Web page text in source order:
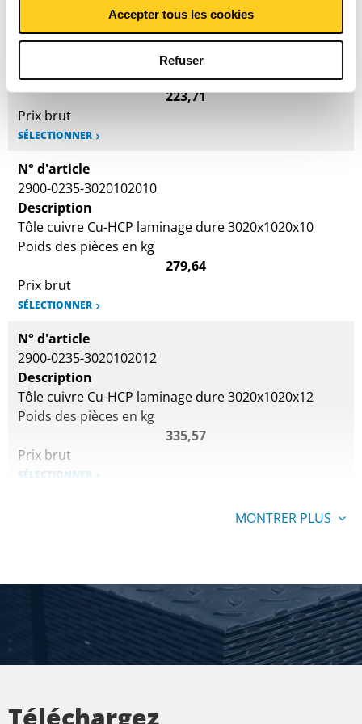
Accepter tous les cookies
Refuser
2900-0235-302010208
Description
Tôle cuivre Cu-HCP laminage dure 3020x1020x8
Poids des pièces en kg
223,71
Prix brut
SÉLECTIONNER
N° d'article
2900-0235-3020102010
Description
Tôle cuivre Cu-HCP laminage dure 3020x1020x10
Poids des pièces en kg
279,64
Prix brut
SÉLECTIONNER
N° d'article
2900-0235-3020102012
Description
Tôle cuivre Cu-HCP laminage dure 3020x1020x12
Poids des pièces en kg
335,57
Prix brut
SÉLECTIONNER
Poids des pièces en kg
419,46
SÉLECTIONNER
Description
MONTRER PLUS
Téléchargez